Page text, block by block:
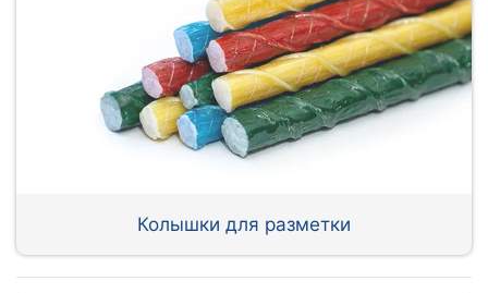
Колышки для разметки